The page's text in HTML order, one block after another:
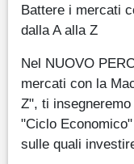
Battere i mercati
dalla A alla Z
Nel NUOVO
mercati con la
Z", ti
"Ciclo
sulle quali